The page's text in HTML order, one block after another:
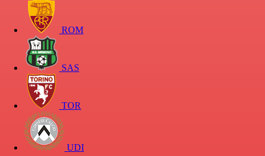
ROM
SAS
TOR
UDI